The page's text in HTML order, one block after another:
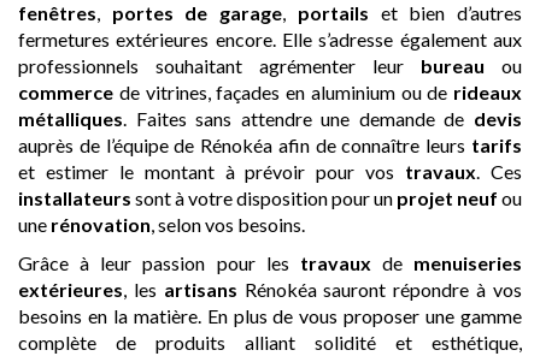
fenêtres, portes de garage, portails et bien d’autres
fermetures extérieures encore. Elle s’adresse également aux
professionnels souhaitant agrémenter leur bureau ou
commerce de vitrines, façades en aluminium ou de rideaux
métalliques. Faites sans attendre une demande de devis
auprès de l’équipe de Rénokéa afin de connaître leurs tarifs
et estimer le montant à prévoir pour vos travaux. Ces
installateurs sont à votre disposition pour un projet neuf ou
une rénovation, selon vos besoins.
Grâce à leur passion pour les travaux de menuiseries
extérieures, les artisans Rénokéa sauront répondre à vos
besoins en la matière. En plus de vous proposer une gamme
complète de produits alliant solidité et esthétique,